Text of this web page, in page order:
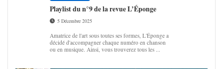
Play­list du n°9 de la revue L’Éponge
5 Décembre 2025
Amatrice de l'art sous toutes ses formes, L'Éponge a
décidé d'accompagner chaque numéro en chanson
ou en musique. Ainsi, vous trouverez tous les ...